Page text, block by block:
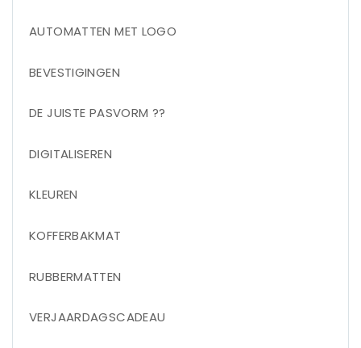
AUTOMATTEN MET LOGO
BEVESTIGINGEN
DE JUISTE PASVORM ??
DIGITALISEREN
KLEUREN
KOFFERBAKMAT
RUBBERMATTEN
VERJAARDAGSCADEAU